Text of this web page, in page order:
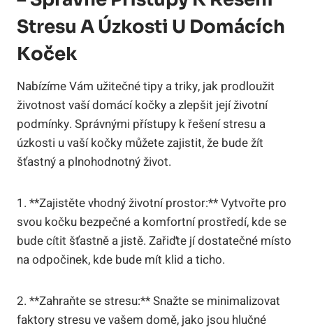
Stresu A Úzkosti U Domácích
Koček
Nabízíme Vám užitečné tipy a triky, jak prodloužit
životnost vaší domácí kočky a zlepšit její životní
podmínky. Správnými přístupy k řešení stresu a
úzkosti u vaší kočky můžete zajistit, že bude žít
šťastný a plnohodnotný život.
1. **Zajistěte vhodný životní prostor:** Vytvořte pro
svou kočku bezpečné a komfortní prostředí, kde se
bude cítit šťastně a jistě. Zařiďte jí dostatečné místo
na odpočinek, kde bude mít klid a ticho.
2. **Zahraňte se stresu:** Snažte se minimalizovat
faktory stresu ve vašem domě, jako jsou hlučné